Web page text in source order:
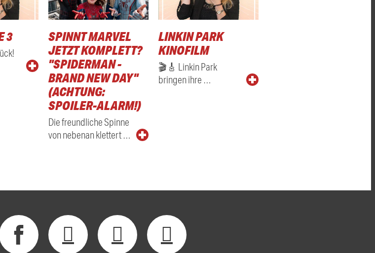
3
SPINNT MARVEL
JETZT KOMPLETT?
"SPIDERMAN -
BRAND NEW DAY"
(ACHTUNG:
SPOILER-ALARM!)
Die freundliche Spinne
von nebenan klettert …
LINKIN PARK
KINOFILM
🎬🎸 Linkin Park
bringen ihre …